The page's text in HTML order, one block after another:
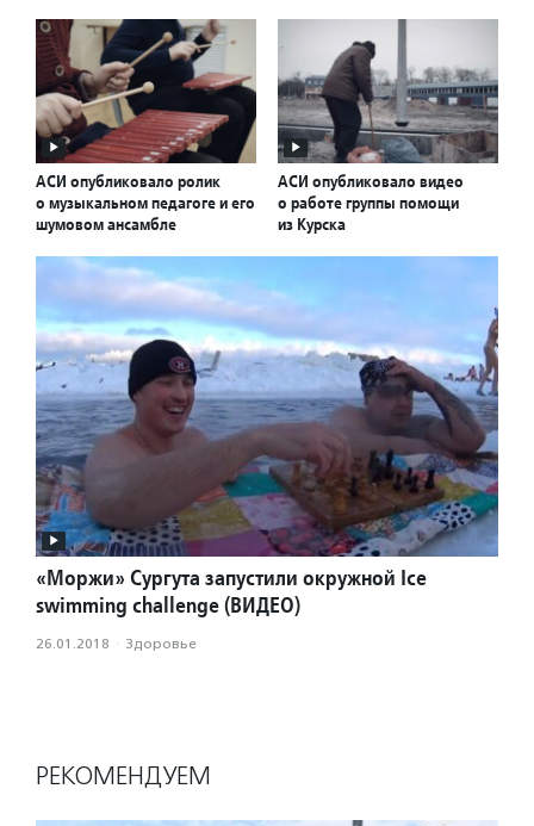
АСИ опубликовало ролик
о музыкальном педагоге и его
шумовом ансамбле
АСИ опубликовало видео
о работе группы помощи
из Курска
«Моржи» Сургута запустили окружной Ice
swimming challenge (ВИДЕО)
26.01.2018 · Здоровье
РЕКОМЕНДУЕМ